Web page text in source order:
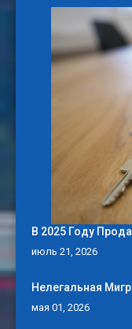
В 2025 Году
июль 21, 2026
Нелегальная
мая 01, 2026